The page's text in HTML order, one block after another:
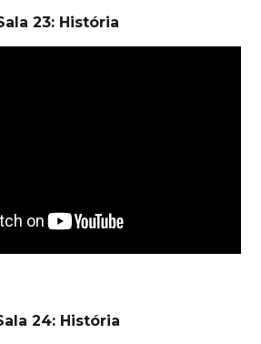
23: História
24: História